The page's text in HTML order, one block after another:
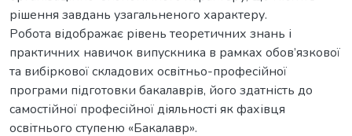
рішення завдань узагальненого характеру.
Робота відображає рівень теоретичних знань і
практичних навичок випускника в рамках обов’язкової
та вибіркової складових освітньо-професійної
програми підготовки бакалаврів, його здатність до
самостійної професійної діяльності як фахівця
освітнього ступеню «Бакалавр».